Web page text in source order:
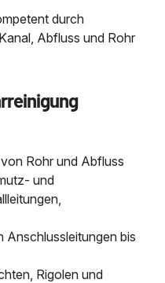
durch
Abfluss und Rohr
Rohr und Abfluss
und
Anschlussleitungen bis
Rigolen und